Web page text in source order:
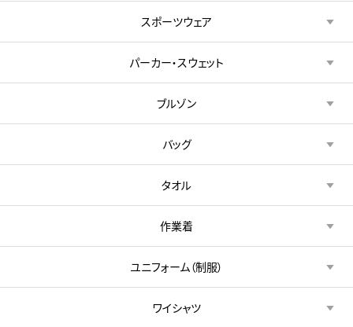
スポーツウェア
パーカー・スウェット
ブルゾン
バッグ
タオル
作業着
ユニフォーム（制服）
ワイシャツ